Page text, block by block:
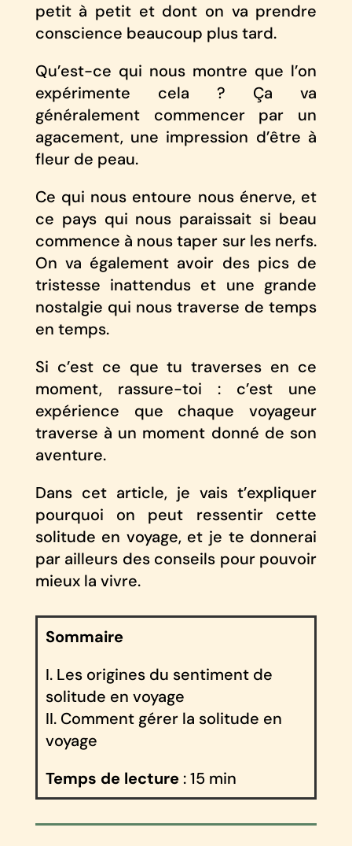
petit à petit et dont on va prendre
conscience beaucoup plus tard.
Qu’est-ce qui nous montre que l’on
expérimente cela ? Ça va
généralement commencer par un
agacement, une impression d’être à
fleur de peau.
Ce qui nous entoure nous énerve, et
ce pays qui nous paraissait si beau
commence à nous taper sur les nerfs.
On va également avoir des pics de
tristesse inattendus et une grande
nostalgie qui nous traverse de temps
en temps.
Si c’est ce que tu traverses en ce
moment, rassure-toi : c’est une
expérience que chaque voyageur
traverse à un moment donné de son
aventure.
Dans cet article, je vais t’expliquer
pourquoi on peut ressentir cette
solitude en voyage, et je te donnerai
par ailleurs des conseils pour pouvoir
mieux la vivre.
Sommaire
I. Les origines du sentiment de
solitude en voyage
II. Comment gérer la solitude en
voyage
Temps de lecture: 15 min